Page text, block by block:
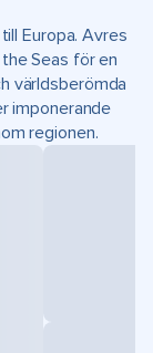
Europa. Avres
Seas för en
världsberömda
imponerande
regionen.